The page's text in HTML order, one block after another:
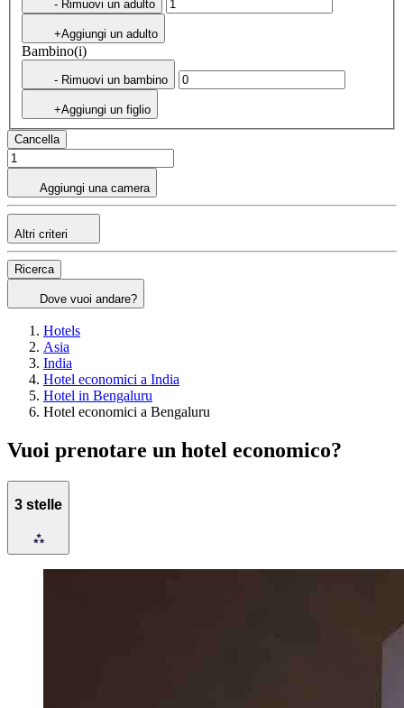
- Rimuovi un adulto
+Aggiungi un adulto
Bambino(i)
- Rimuovi un bambino
+Aggiungi un figlio
Cancella
Aggiungi una camera
Altri criteri
Ricerca
Dove vuoi andare?
Hotels
Asia
India
Hotel economici a India
Hotel in Bengaluru
Hotel economici a Bengaluru
Vuoi prenotare un hotel economico?
3 stelle